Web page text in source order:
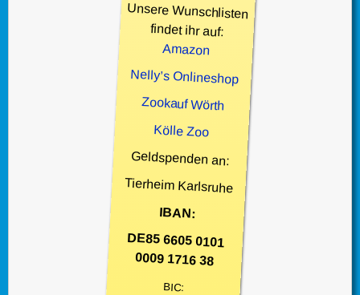
Unsere Wunschlisten
findet ihr auf:
Amazon
Nelly’s Onlineshop
Zookauf Wörth
Kölle Zoo
Geldspenden an:
Tierheim Karlsruhe
IBAN:
DE85 6605 0101
0009 1716 38
BIC: